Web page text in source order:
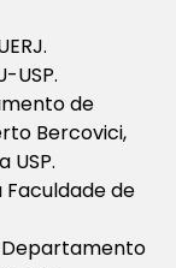
USP.
de
Bercovici,
USP.
Faculdade de
Departamento